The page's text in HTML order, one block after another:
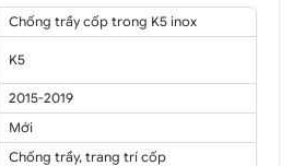
Chống trầy cốp trong K5 inox
K5
2015-2019
Mới
Chống trầy, trang trí cốp